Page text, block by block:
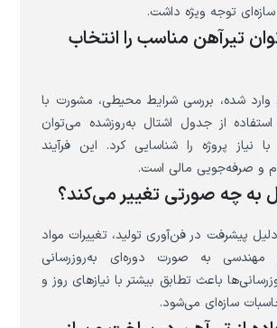
توجه ویژه داشت.
تیرآهن مناسب را انتخاب
وارد شده، بررسی شرایط محیطی، مشورت با
از جدول اشتال به‌روزشده می‌توان
نیاز پروژه را شناسایی کرد. این فرآیند
و صرفه‌جویی مالی است.
به چه صورتی تغییر می‌کند؟
پیشرفت در فن‌آوری تولید، تغییرات مواد
مهندسی به صورت دوره‌ای به‌روزرسانی
باعث تطابق بیشتر با نیازهای روز و
سازه‌ای می‌شود.